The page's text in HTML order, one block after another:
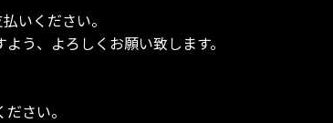
いください。
よろしくお願い致します。
さい。